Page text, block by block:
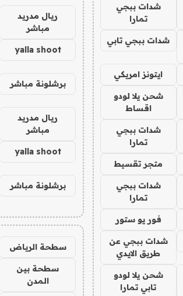
شدات ببجي
تمارا
شدات ببجي تابي
ايتونز امريكي
شحن يلا لودو
اقساط
شدات ببجي
تمارا
متجر تقسيط
شدات ببجي
تمارا
فور يو ستور
شدات ببجي عن
طريق الايدي
شحن يلا لودو
تابي تمارا
ريال مدريد
مباشر
yalla shoot
برشلونة مباشر
ريال مدريد
مباشر
yalla shoot
برشلونة مباشر
سطحة الرياض
سطحة بين
المدن